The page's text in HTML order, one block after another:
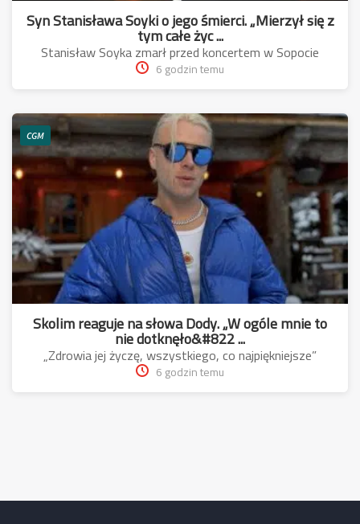
Syn Stanisława Soyki o jego śmierci. „Mierzył się z
tym całe życ ...
Stanisław Soyka zmarł przed koncertem w Sopocie
6 godzin temu
CGM
Skolim reaguje na słowa Dody. „W ogóle mnie to
nie dotknęło&#822 ...
„Zdrowia jej życzę, wszystkiego, co najpiękniejsze”
6 godzin temu